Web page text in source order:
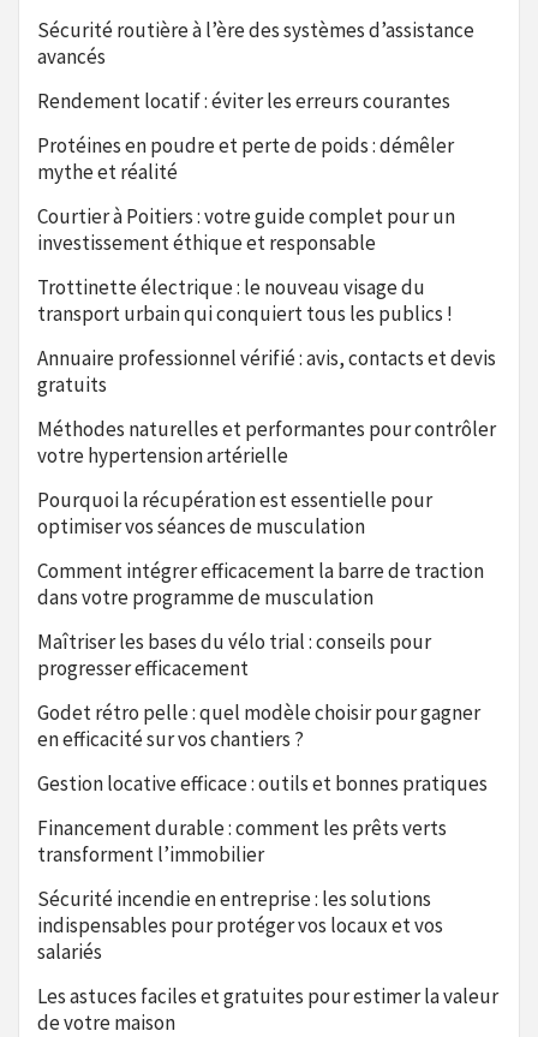
Sécurité routière à l’ère des systèmes d’assistance
avancés
Rendement locatif : éviter les erreurs courantes
Protéines en poudre et perte de poids : démêler
mythe et réalité
Courtier à Poitiers : votre guide complet pour un
investissement éthique et responsable
Trottinette électrique : le nouveau visage du
transport urbain qui conquiert tous les publics !
Annuaire professionnel vérifié : avis, contacts et devis
gratuits
Méthodes naturelles et performantes pour contrôler
votre hypertension artérielle
Pourquoi la récupération est essentielle pour
optimiser vos séances de musculation
Comment intégrer efficacement la barre de traction
dans votre programme de musculation
Maîtriser les bases du vélo trial : conseils pour
progresser efficacement
Godet rétro pelle : quel modèle choisir pour gagner
en efficacité sur vos chantiers ?
Gestion locative efficace : outils et bonnes pratiques
Financement durable : comment les prêts verts
transforment l’immobilier
Sécurité incendie en entreprise : les solutions
indispensables pour protéger vos locaux et vos
salariés
Les astuces faciles et gratuites pour estimer la valeur
de votre maison